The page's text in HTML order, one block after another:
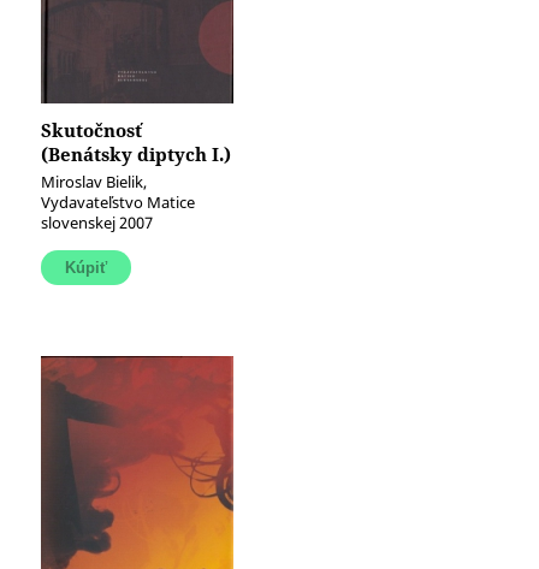
Skutočnosť
(Benátsky diptych I.)
Miroslav Bielik,
Vydavateľstvo Matice
slovenskej 2007